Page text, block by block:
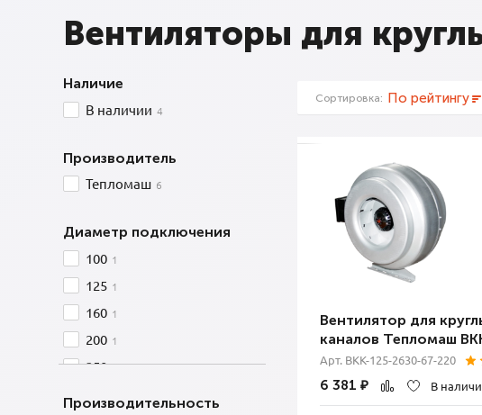
Вентиляторы для
Наличие
В наличии 4
Производитель
Тепломаш 6
Диаметр подключения
100 1
125 1
160 1
200 1
250 1
Производительность
Сортировка: По рейтингу
Вентилятор для
каналов Тепломаш
Арт. ВКК-125-2630-67-220
6 381 ₽ В